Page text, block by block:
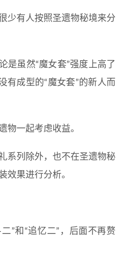
少有人按照圣遗物秘境来分
是虽然“魔女套”强度上高了
有成型的“魔女套”的新人而
物一起考虑收益。
系列除外，也不在圣遗物秘
效果进行分析。
”和“追忆二”，后面不再赘